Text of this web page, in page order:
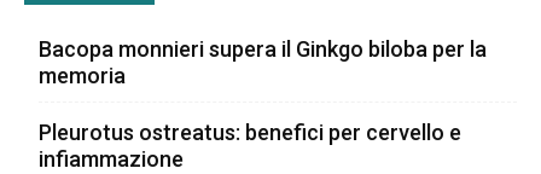
Bacopa monnieri supera il Ginkgo biloba per la
memoria
Pleurotus ostreatus: benefici per cervello e
infiammazione